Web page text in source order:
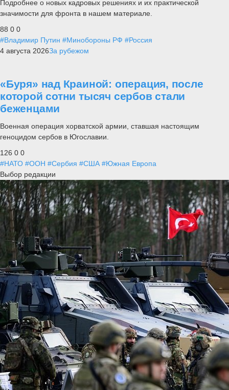
Подробнее о новых кадровых решениях и их практической
значимости для фронта в нашем материале.
88 0 0
#Владимир Путин #Минобороны РФ #Россия
4 августа 2026За рубежом
«Буря» над Краиной: операция, после
которой сотни тысяч сербов стали
беженцами
Военная операция хорватской армии, ставшая настоящим
геноцидом сербов в Югославии.
126 0 0
#НАТО #ООН #Сербия #США #Южная Европа
Выбор редакции